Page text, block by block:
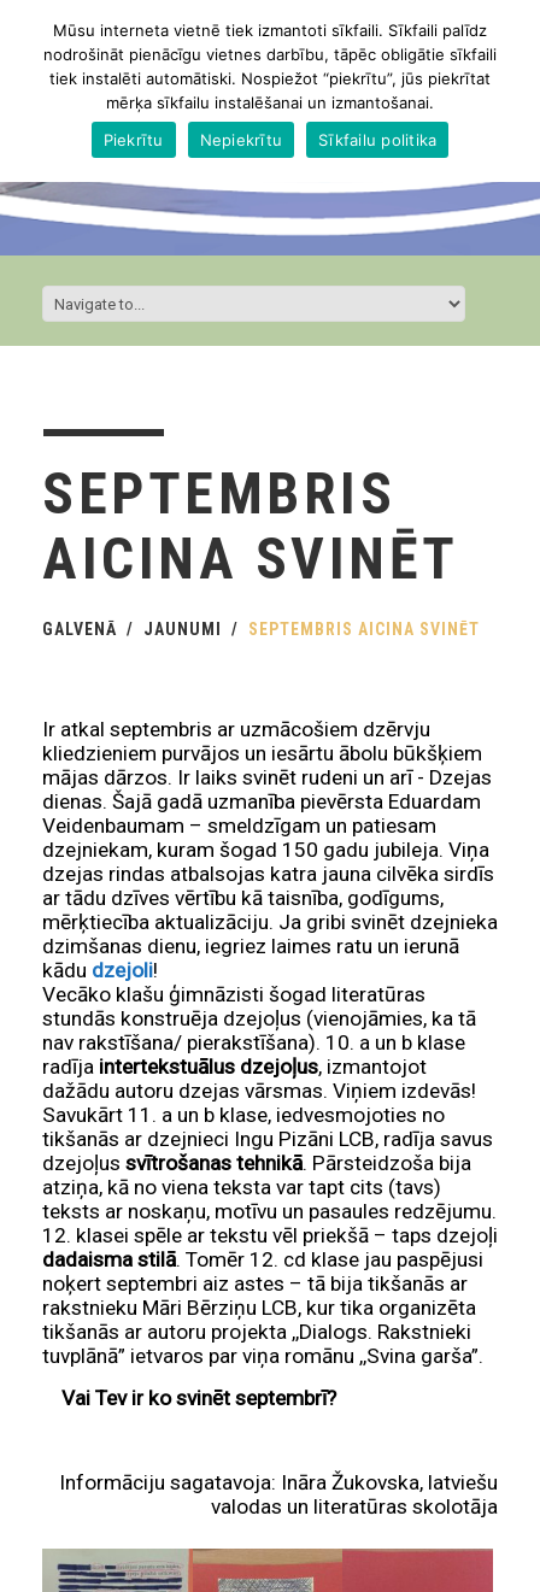
SEPTEMBRIS
AICINA SVINĒT
GALVENĀ JAUNUMI SEPTEMBRIS AICINA SVINĒT
Ir atkal septembris ar uzmācošiem dzērvju
kliedzieniem purvājos un iesārtu ābolu būkšķiem
mājas dārzos. Ir laiks svinēt rudeni un arī - Dzejas
dienas. Šajā gadā uzmanība pievērsta Eduardam
Veidenbaumam – smeldzīgam un patiesam
dzejniekam, kuram šogad 150 gadu jubileja. Viņa
dzejas rindas atbalsojas katra jauna cilvēka sirdīs
ar tādu dzīves vērtību kā taisnība, godīgums,
mērķtiecība aktualizāciju. Ja gribi svinēt dzejnieka
dzimšanas dienu, iegriez laimes ratu un ierunā
kādu dzejoli!
Vecāko klašu ģimnāzisti šogad literatūras
stundās konstruēja dzejoļus (vienojāmies, ka tā
nav rakstīšana/ pierakstīšana). 10. a un b klase
radīja intertekstuālus dzejoļus, izmantojot
dažādu autoru dzejas vārsmas. Viņiem izdevās!
Savukārt 11. a un b klase, iedvesmojoties no
tikšanās ar dzejnieci Ingu Pizāni LCB, radīja savus
dzejoļus svītrošanas tehnikā. Pārsteidzoša bija
atziņa, kā no viena teksta var tapt cits (tavs)
teksts ar noskaņu, motīvu un pasaules redzējumu.
12. klasei spēle ar tekstu vēl priekšā – taps dzejoļi
dadaisma stilā. Tomēr 12. cd klase jau paspējusi
noķert septembri aiz astes – tā bija tikšanās ar
rakstnieku Māri Bērziņu LCB, kur tika organizēta
tikšanās ar autoru projekta ,,Dialogs. Rakstnieki
tuvplānā” ietvaros par viņa romānu ,,Svina garša”.
Vai Tev ir ko svinēt septembrī?
Informāciju sagatavoja: Ināra Žukovska, latviešu
valodas un literatūras skolotāja
Mūsu interneta vietnē tiek izmantoti sīkfaili. Sīkfaili palīdz
nodrošināt pienācīgu vietnes darbību, tāpēc obligātie sīkfaili
tiek instalēti automātiski. Nospiežot “piekrītu”, jūs piekrītat
mērķa sīkfailu instalēšanai un izmantošanai.
Piekrītu
Nepiekrītu Sīkfailu politika